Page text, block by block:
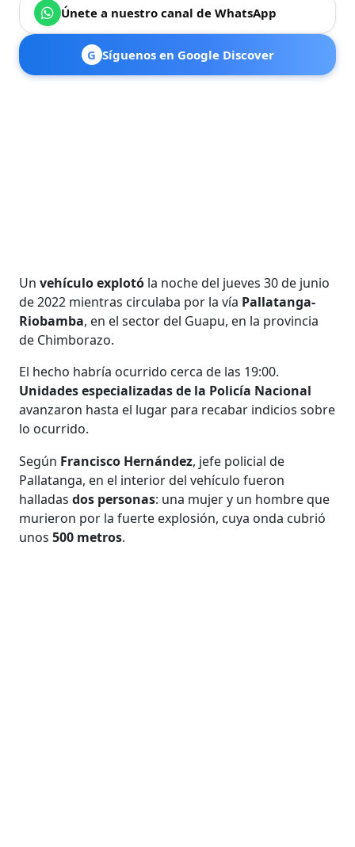
Únete a nuestro canal de WhatsApp
G Síguenos en Google Discover
Unvehículo explotó la noche del jueves 30 de junio
de 2022 mientras circulaba por la vía Pallatanga-
Riobamba, en el sector del Guapu, en la provincia
de Chimborazo.
El hecho habría ocurrido cerca de las 19:00.
Unidades especializadas de la Policía Nacional
avanzaron hasta el lugar para recabar indicios sobre
lo ocurrido.
Según Francisco Hernández, jefe policial de
Pallatanga, en el interior del vehículo fueron
halladasdos personas: una mujer y un hombre que
murieron por la fuerte explosión, cuya onda cubrió
unos500 metros.